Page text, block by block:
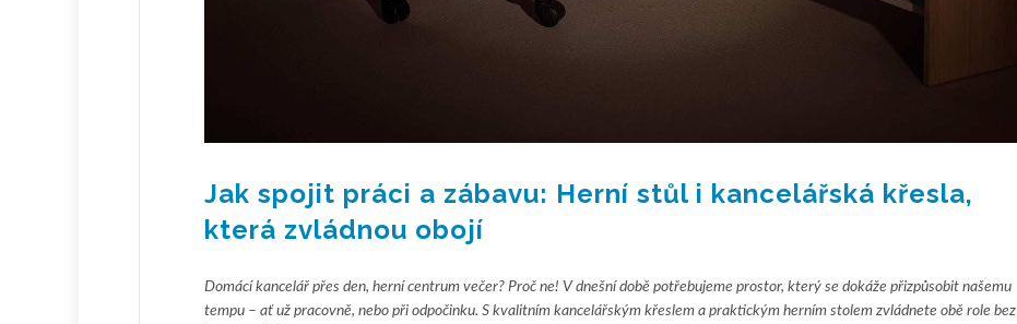
Jak spojit práci a zábavu: Herní stůl i kancelářská křesla,
která zvládnou obojí
Domácí kancelář přes den, herní centrum večer? Proč ne! V dnešní době potřebujeme prostor, který se dokáže přizpůsobit našemu
tempu – ať už pracovně, nebo při odpočinku. S kvalitním kancelářským křeslem a praktickým herním stolem zvládnete obě role bez